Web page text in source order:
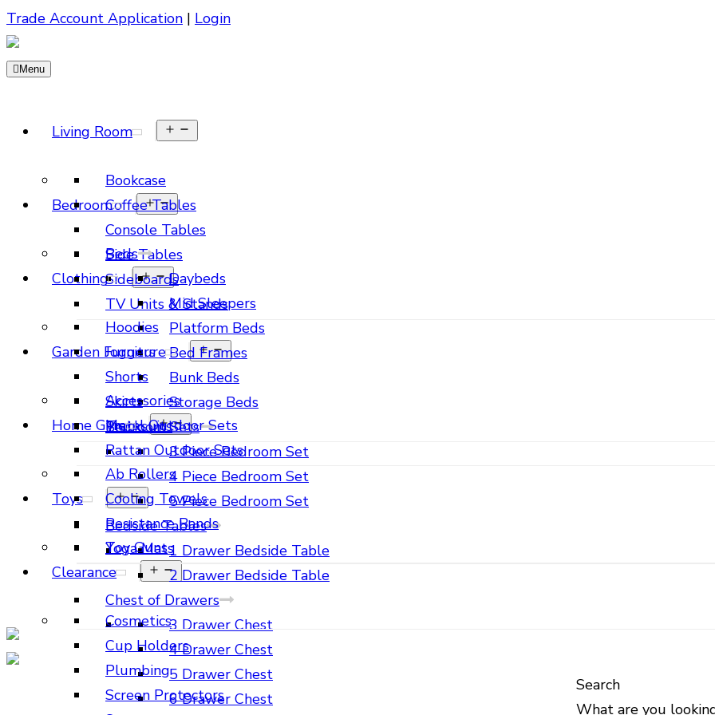
Trade Account Application | Login
Menu
Living Room
Bookcase
Coffee Tables
Console Tables
Side Tables
Sideboards
TV Units & Stands
Bedroom
Beds
Daybeds
Mid Sleepers
Platform Beds
Bed Frames
Bunk Beds
Storage Beds
Bedroom Sets
3 Piece Bedroom Set
4 Piece Bedroom Set
5 Piece Bedroom Set
Bedside Tables
1 Drawer Bedside Table
2 Drawer Bedside Table
Chest of Drawers
3 Drawer Chest
4 Drawer Chest
5 Drawer Chest
6 Drawer Chest
Clothing
Hoodies
Joggers
Shorts
Skirts
Tracksuits
Garden Furniture
Accessories
Metal Outdoor Sets
Rattan Outdoor Sets
Home Gym
Ab Rollers
Cooling Towels
Resistance Bands
Yoga Mats
Toys
Toy Guns
Clearance
Cosmetics
Cup Holders
Plumbing
Screen Protectors
Search
What are you